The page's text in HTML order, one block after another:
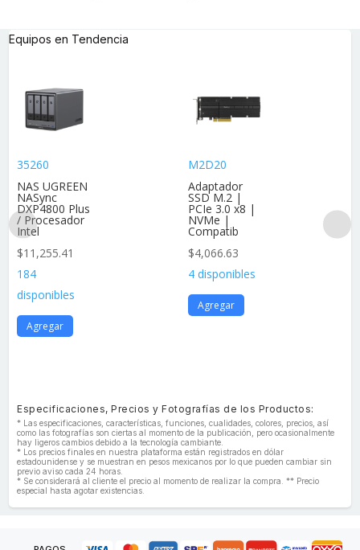
Equipos en Tendencia
35260
NAS UGREEN
NASync
DXP4800 Plus
/ Procesador
Intel
$11,255.41
184
disponibles
Agregar
M2D20
Adaptador
SSD M.2 |
PCIe 3.0 x8 |
NVMe |
Compatib
$4,066.63
4 disponibles
Agregar
Especificaciones, Precios y Fotografías de los Productos:
* Las especificaciones, características, funciones, cualidades, colores, precios, así
como las fotografías son ciertas al momento de la publicación, pero ocasionalmente
hay ligeros cambios debido a la tecnología cambiante.
* Los precios finales en nuestra plataforma están registrados en dólar
estadounidense y se muestran en pesos mexicanos por lo que pueden cambiar sin
previo aviso cada 24 horas.
* Se considerará al cliente el precio al momento de realizar la compra. ** Precio
especial hasta agotar existencias.